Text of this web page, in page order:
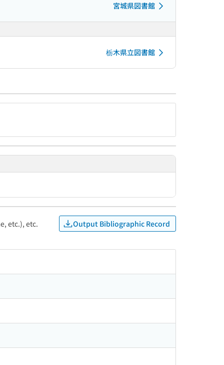
宮城県図書館
栃木県立図書館
etc.), etc. Output Bibliographic Record